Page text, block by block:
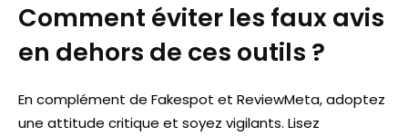
Comment éviter les faux avis
en dehors de ces outils ?
En complément de Fakespot et ReviewMeta, adoptez
une attitude critique et soyez vigilants. Lisez